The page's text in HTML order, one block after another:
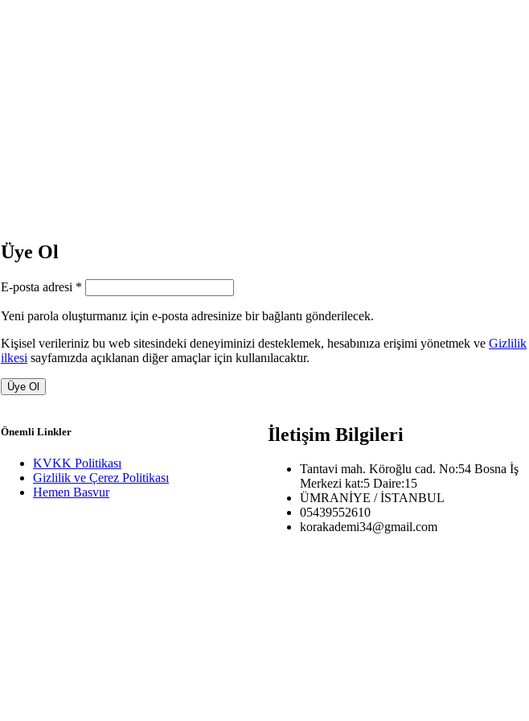
Üye Ol
E-posta adresi *
Yeni parola oluşturmanız için e-posta adresinize bir bağlantı gönderilecek.
Kişisel verileriniz bu web sitesindeki deneyiminizi desteklemek, hesabınıza erişimi yönetmek ve Gizlilik
ilkesi sayfamızda açıklanan diğer amaçlar için kullanılacaktır.
Üye Ol
Önemli Linkler
KVKK Politikası
Gizlilik ve Çerez Politikası
Hemen Basvur
İletişim Bilgileri
Tantavi mah. Köroğlu cad. No:54 Bosna İş
Merkezi kat:5 Daire:15
ÜMRANİYE / İSTANBUL
05439552610
korakademi34@gmail.com